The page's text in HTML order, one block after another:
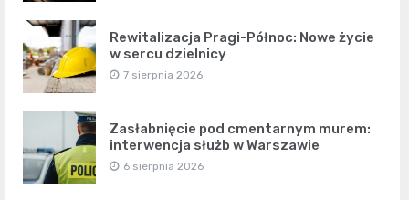
Rewitalizacja Pragi-Północ: Nowe życie
w sercu dzielnicy
7 sierpnia 2026
Zasłabnięcie pod cmentarnym murem:
interwencja służb w Warszawie
6 sierpnia 2026